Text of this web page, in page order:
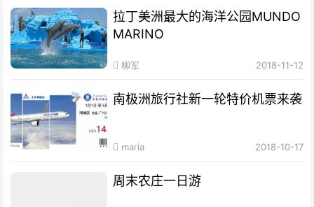
拉丁美洲最大的海洋公园MUNDO
MARINO
柳军 2018-11-12
南极洲旅行社新一轮特价机票来袭
maria 2018-10-17
周末农庄一日游